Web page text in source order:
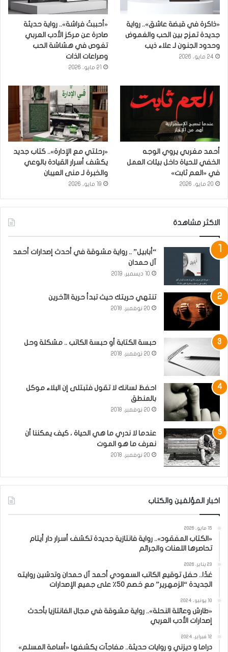
«ذاكرة في قبضة عاشق».. رواية
جديدة تمزج بين الحب والغموض
وحدود الجنون لـ علاء ذيب
24 مايو، 2026
«أحببتُ فراشة».. رواية حديثة
صادرة عن مركز الأدب العربي
تغوص في هشاشة الحب
وصراعات الذات
21 مايو، 2026
أحمد مغربي يروي الوجه
الخفي للحياة داخل بيئات العمل
في «العم ثابت»
20 مايو، 2026
«رحلتي مع الإدارة».. كتاب جديد
يكشف أسرار القيادة بالوعي
والخبرة لـ منى العيبان
19 مايو، 2026
الاكثر مشاهدة
“أبابيل” .. رواية مشوقة في أحدث إصدارات أحمد
آل حمدان
10 ديسمبر، 2019
تنتهي حريتك حيث تبدأ حرية الآخرين
20 نوفمبر، 2018
حبسة الكتابة أو حبسة الكاتب .. مشكلة وحل
20 نوفمبر، 2018
احفظ لسانك لا تقول فتبتلى إن البلاء موكل
بالمنطق
20 نوفمبر، 2018
عندما لا ندري ما هي الحياة ، كيف يمكننا أن
نعرف ما هو الموت
20 نوفمبر، 2018
اخبار المؤلفين والكتاب
15 مايو، 2026
«الكتاب المفقود».. رواية فانتازية جديدة تكشف أسرار دار أيتام
تحاصرها اللعنات والجرائم
23 يناير، 2026
غدًا.. حفل توقيع الكاتب السعودي أحمد آل حمدان وتدشين روايته
الجديدة “الزمهرير” مع خصم 50٪ على جميع الإصدارات
10 يونيو، 2024
«طارش وعائلة النحلة».. رواية مشوقة في مجال الفانتازيا بأحدث
إصدارات الأدب العربي
12 فبراير، 2024
دراما و ديزني و روايات حديثة.. مفاجآت يكشفها «أسامة المسلم»